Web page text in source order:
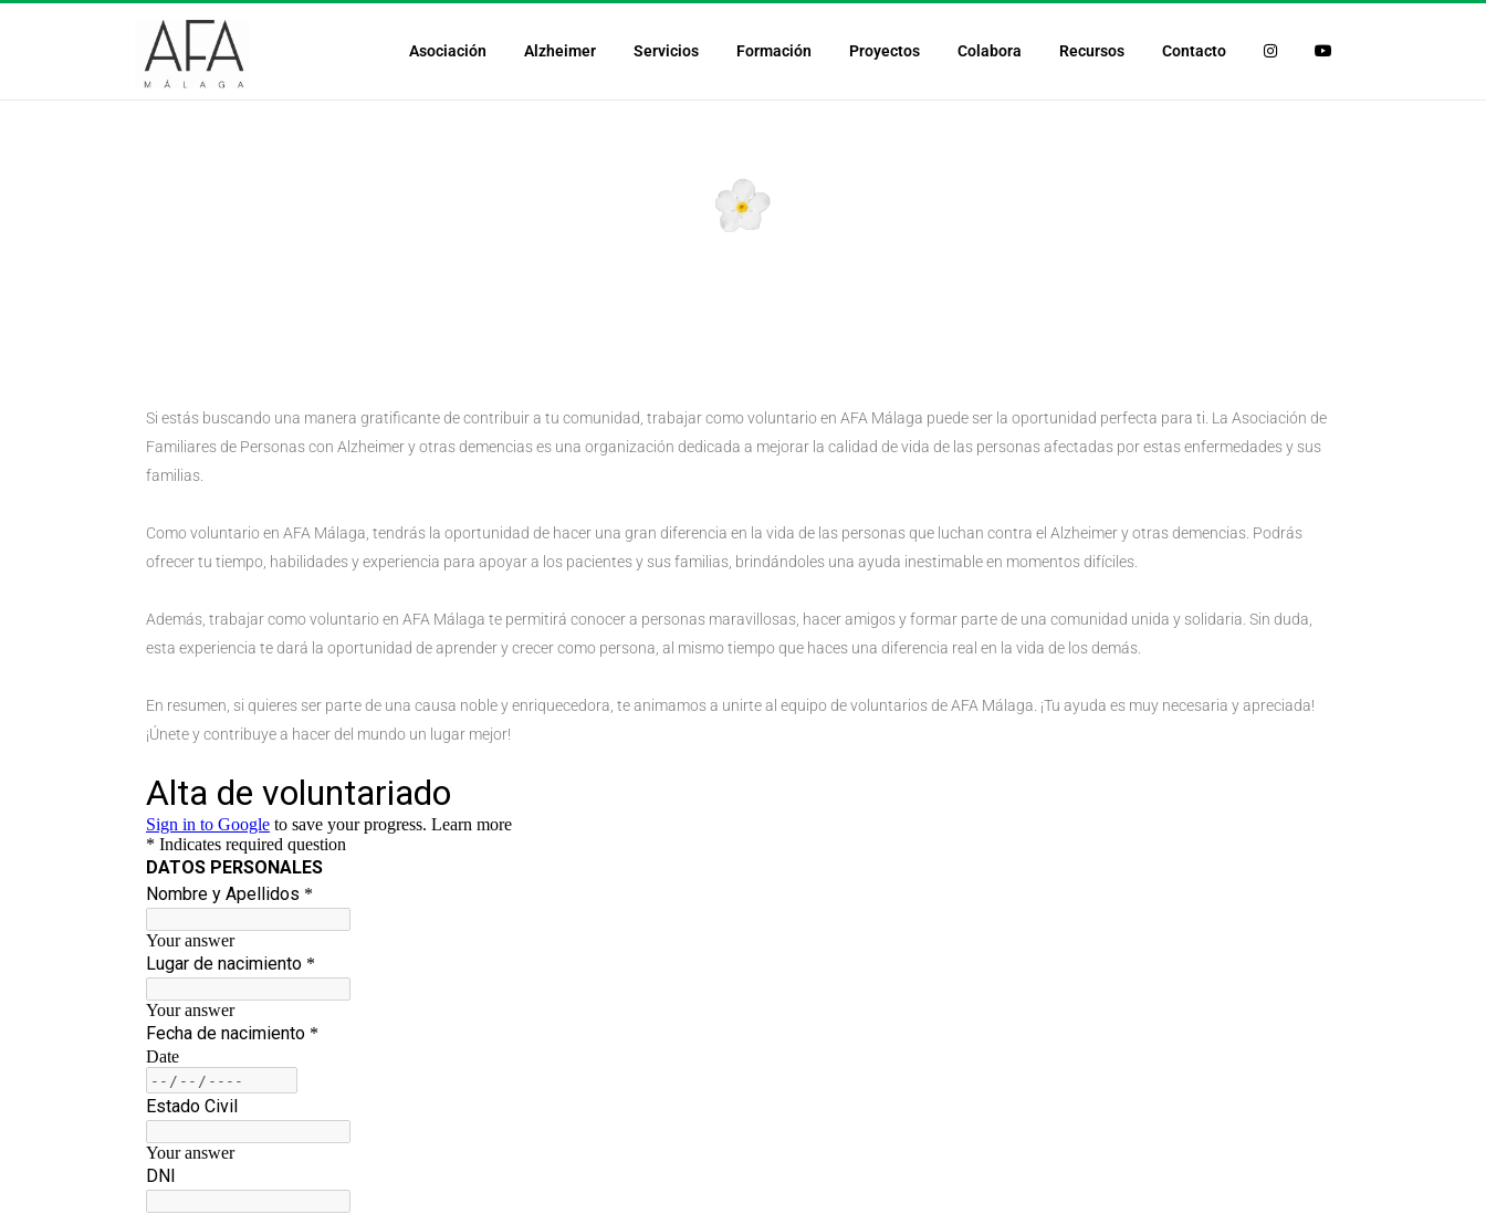
Asociación Alzheimer Servicios Formación Proyectos Colabora Recursos Contacto
Si estás buscando una manera gratificante de contribuir a tu comunidad, trabajar como voluntario en AFA Málaga puede ser la oportunidad perfecta para ti. La Asociación de
Familiares de Personas con Alzheimer y otras demencias es una organización dedicada a mejorar la calidad de vida de las personas afectadas por estas enfermedades y sus
familias.
Como voluntario en AFA Málaga, tendrás la oportunidad de hacer una gran diferencia en la vida de las personas que luchan contra el Alzheimer y otras demencias. Podrás
ofrecer tu tiempo, habilidades y experiencia para apoyar a los pacientes y sus familias, brindándoles una ayuda inestimable en momentos difíciles.
Además, trabajar como voluntario en AFA Málaga te permitirá conocer a personas maravillosas, hacer amigos y formar parte de una comunidad unida y solidaria. Sin duda,
esta experiencia te dará la oportunidad de aprender y crecer como persona, al mismo tiempo que haces una diferencia real en la vida de los demás.
En resumen, si quieres ser parte de una causa noble y enriquecedora, te animamos a unirte al equipo de voluntarios de AFA Málaga. ¡Tu ayuda es muy necesaria y apreciada!
¡Únete y contribuye a hacer del mundo un lugar mejor!